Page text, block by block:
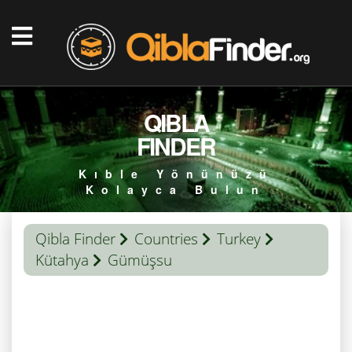
QIBLA
FINDER
Kıble Yönünüzü
Kolayca Bulun
Qibla Finder Countries
Turkey
Kütahya
Gümüşsu